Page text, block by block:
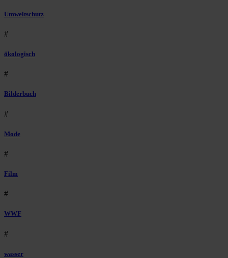
Umweltschutz
#
ökologisch
#
Bilderbuch
#
Mode
#
Film
#
WWF
#
wasser